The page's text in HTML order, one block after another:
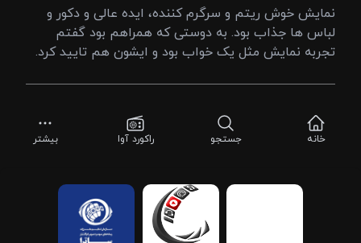
نمایش خوش ریتم و سرگرم کننده، ایده عالی و دکور و
لباس ها جذاب بود. به دوستی که همراهم بود گفتم
تجربه نمایش مثل یک خواب بود و ایشون هم تایید کرد.
خانه جستجو راکورد آوا بیشتر